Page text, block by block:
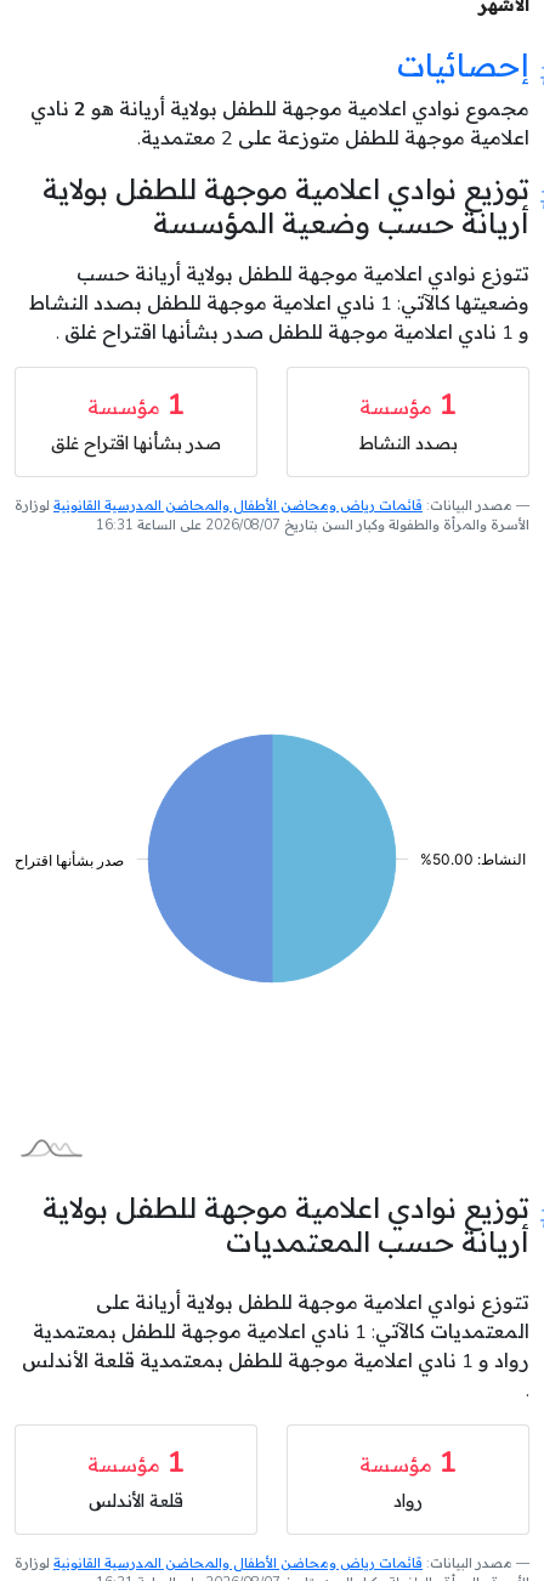
الأشهر
إحصائيات
مجموع نوادي اعلامية موجهة للطفل بولاية أريانة هو 2 نادي
اعلامية موجهة للطفل متوزعة على 2 معتمدية.
توزيع نوادي اعلامية موجهة للطفل بولاية
أريانة حسب وضعية المؤسسة
تتوزع نوادي اعلامية موجهة للطفل بولاية أريانة حسب
وضعيتها كالآتي: 1 نادي اعلامية موجهة للطفل بصدد النشاط
و 1 نادي اعلامية موجهة للطفل صدر بشأنها اقتراح غلق .
1 مؤسسة
بصدد النشاط
1 مؤسسة
صدر بشأنها اقتراح غلق
مصدر البيانات: قائمات رياض ومحاضن الأطفال والمحاضن المدرسية القانونية لوزارة
الأسرة والمرأة والطفولة وكبار السن بتاريخ 2026/08/07 على الساعة 16:31
توزيع نوادي اعلامية موجهة للطفل بولاية
أريانة حسب المعتمديات
تتوزع نوادي اعلامية موجهة للطفل بولاية أريانة على
المعتمديات كالآتي: 1 نادي اعلامية موجهة للطفل بمعتمدية
رواد و 1 نادي اعلامية موجهة للطفل بمعتمدية قلعة الأندلس
.
1 مؤسسة
رواد
1 مؤسسة
قلعة الأندلس
مصدر البيانات: قائمات رياض ومحاضن الأطفال والمحاضن المدرسية القانونية لوزارة